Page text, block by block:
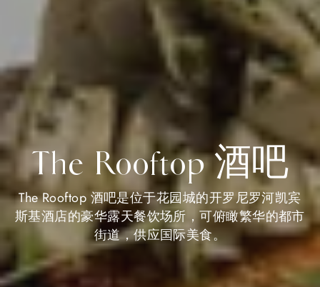
The Rooftop 酒吧
The Rooftop 酒吧是位于花园城的开罗尼罗河凯宾
斯基酒店的豪华露天餐饮场所，可俯瞰繁华的都市
街道，供应国际美食。